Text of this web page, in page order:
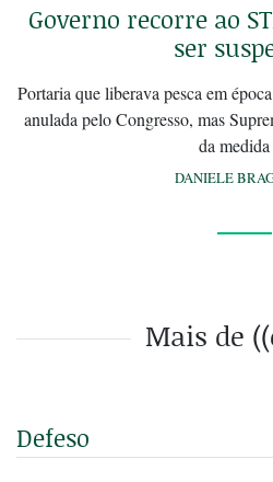
Governo recorre ao
ser
Portaria que liberava pesca em
anulada pelo Congresso, mas
da medida
DANIELE
Mais de
Defeso